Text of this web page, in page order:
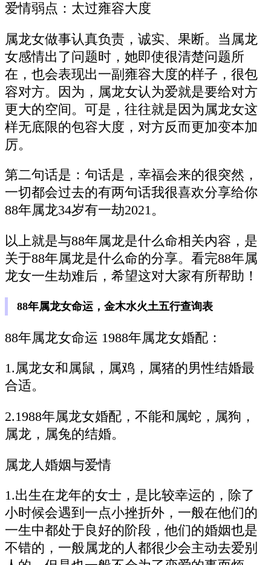
爱情弱点：太过雍容大度
属龙女做事认真负责，诚实、果断。当属龙
女感情出了问题时，她即使很清楚问题所
在，也会表现出一副雍容大度的样子，很包
容对方。因为，属龙女认为爱就是要给对方
更大的空间。可是，往往就是因为属龙女这
样无底限的包容大度，对方反而更加变本加
厉。
第二句话是：句话是，幸福会来的很突然，
一切都会过去的有两句话我很喜欢分享给你
88年属龙34岁有一劫2021。
以上就是与88年属龙是什么命相关内容，是
关于88年属龙是什么命的分享。看完88年属
龙女一生劫难后，希望这对大家有所帮助！
88年属龙女命运，金木水火土五行查询表
88年属龙女命运 1988年属龙女婚配：
1.属龙女和属鼠，属鸡，属猪的男性结婚最
合适。
2.1988年属龙女婚配，不能和属蛇，属狗，
属龙，属兔的结婚。
属龙人婚姻与爱情
1.出生在龙年的女士，是比较幸运的，除了
小时候会遇到一点小挫折外，一般在他们的
一生中都处于良好的阶段，他们的婚姻也是
不错的，一般属龙的人都很少会主动去爱别